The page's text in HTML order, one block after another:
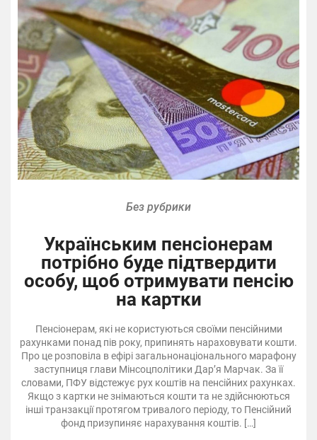
Без рубрики
Українським пенсіонерам
потрібно буде підтвердити
особу, щоб отримувати пенсію
на картки
Пенсіонерам, які не користуються своїми пенсійними
рахунками понад пів року, припинять нараховувати кошти.
Про це розповіла в ефірі загальнонаціонального марафону
заступниця глави Мінсоцполітики Дар’я Марчак. За її
словами, ПФУ відстежує рух коштів на пенсійних рахунках.
Якщо з картки не знімаються кошти та не здійснюються
інші транзакції протягом тривалого періоду, то Пенсійний
фонд призупиняє нарахування коштів. […]